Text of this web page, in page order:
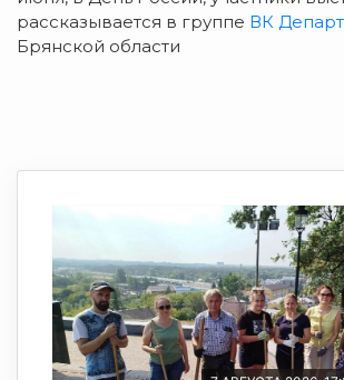
рассказывается в группе ВК
Брянской области